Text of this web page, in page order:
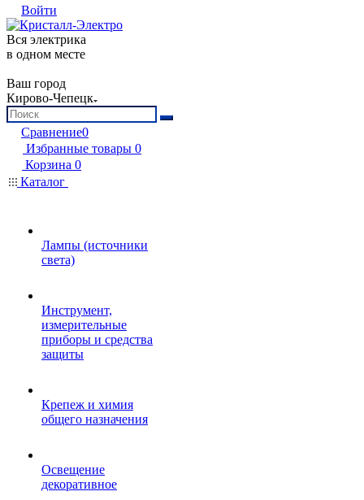
Войти
Вся электрика
в одном месте
Ваш город
Кирово-Чепецк
Сравнение0
Избранные товары 0
Корзина 0
Каталог
Лампы (источники
света)
Инструмент,
измерительные
приборы и средства
защиты
Крепеж и химия
общего назначения
Освещение
декоративное